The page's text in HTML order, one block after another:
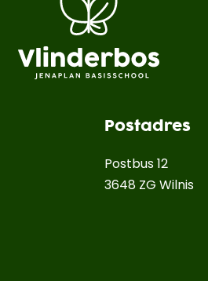
Postadres
Postbus 12
3648 ZG Wilnis